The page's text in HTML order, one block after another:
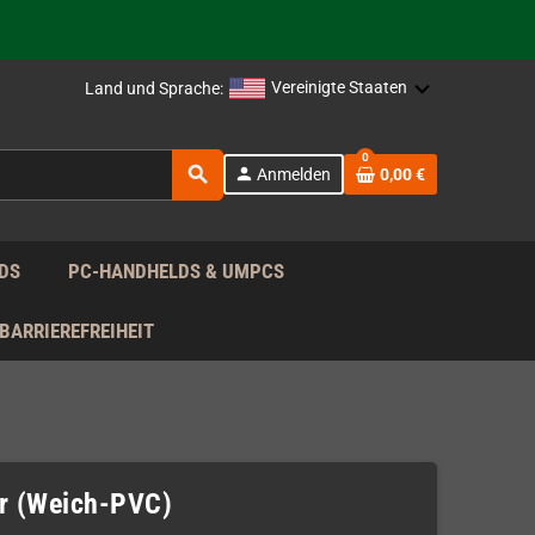
Land und Sprache: Vereinigte Staaten
search person Anmelden
0
0,00 €
PC-HANDHELDS & UMPCS
BARRIEREFREIHEIT
(Weich-PVC)